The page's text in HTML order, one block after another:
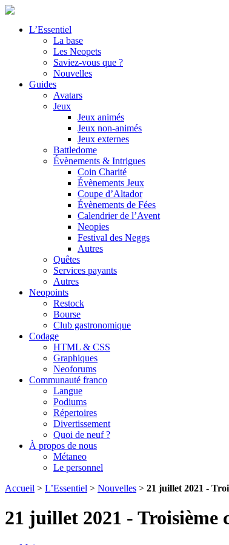
L’Essentiel
La base
Les Neopets
Saviez-vous que ?
Nouvelles
Guides
Avatars
Jeux
Jeux animés
Jeux non-animés
Jeux externes
Battledome
Évènements & Intrigues
Coin Charité
Évènements Jeux
Coupe d’Altador
Évènements de Fées
Calendrier de l’Avent
Neopies
Festival des Neggs
Autres
Quêtes
Services payants
Autres
Neopoints
Restock
Bourse
Club gastronomique
Codage
HTML & CSS
Graphiques
Neoforums
Communauté franco
Langue
Podiums
Répertoires
Divertissement
Quoi de neuf ?
À propos de nous
Métaneo
Le personnel
Accueil > L’Essentiel > Nouvelles > 21 juillet 2021 -
21 juillet 2021 - Troisième